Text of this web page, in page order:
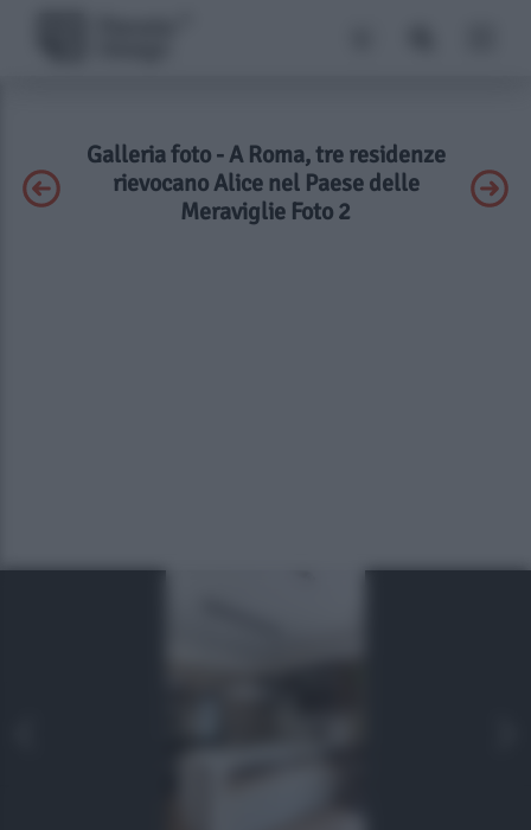
Galleria foto - A Roma, tre residenze
rievocano Alice nel Paese delle
Meraviglie Foto 2